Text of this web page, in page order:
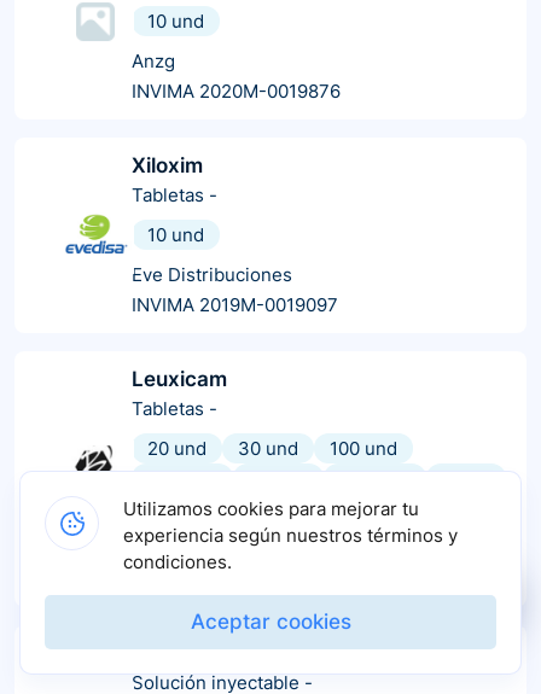
10 und
Anzg
INVIMA 2020M-0019876
Xiloxim
Tabletas -
10 und
Eve Distribuciones
INVIMA 2019M-0019097
Leuxicam
Tabletas -
20 und
30 und
100 und
200 und
50 und 300 und
2 und
10 und
Bremymg
Meloxicam
Solución inyectable -
Utilizamos cookies para mejorar tu
experiencia según nuestros términos y
condiciones.
Aceptar cookies